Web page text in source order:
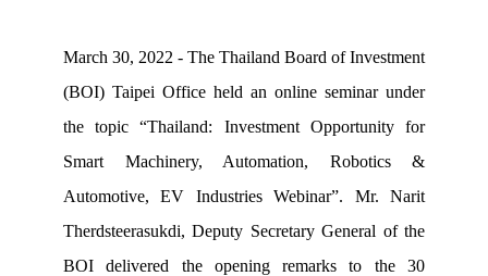
March 30, 2022 - The Thailand Board of Investment
(BOI) Taipei Office held an online seminar under
the topic “Thailand: Investment Opportunity for
Smart Machinery, Automation, Robotics &
Automotive, EV Industries Webinar”. Mr. Narit
Therdsteerasukdi, Deputy Secretary General of the
BOI delivered the opening remarks to the 30